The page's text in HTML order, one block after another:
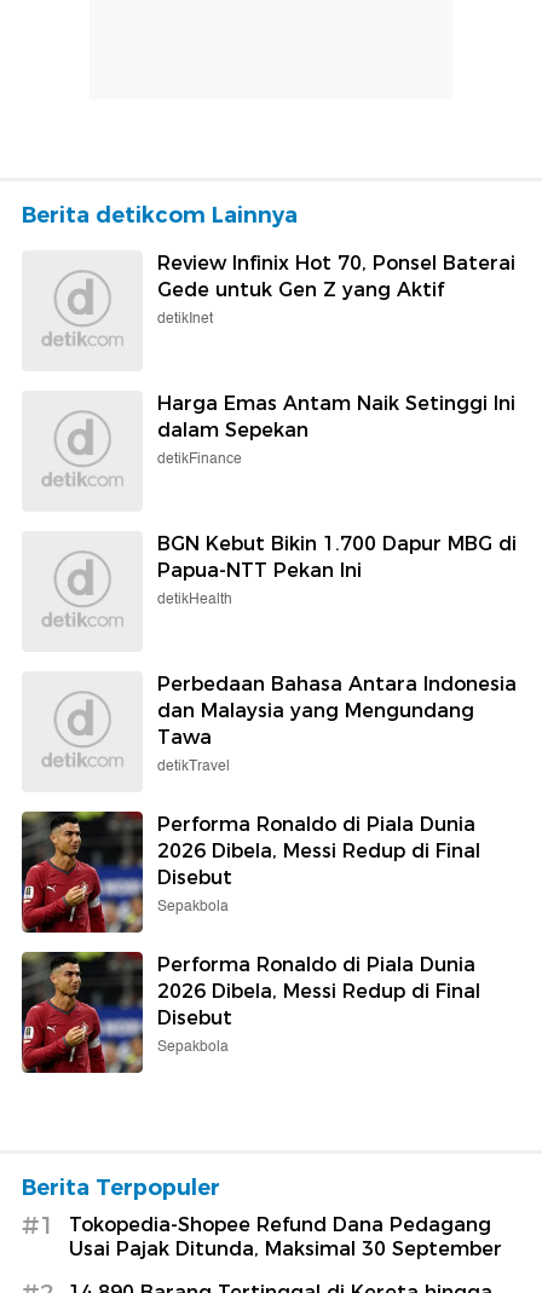
Berita detikcom Lainnya
Review Infinix Hot 70, Ponsel Baterai
Gede untuk Gen Z yang Aktif
detikInet
Harga Emas Antam Naik Setinggi Ini
dalam Sepekan
detikFinance
BGN Kebut Bikin 1.700 Dapur MBG di
Papua-NTT Pekan Ini
detikHealth
Perbedaan Bahasa Antara Indonesia
dan Malaysia yang Mengundang
Tawa
detikTravel
Performa Ronaldo di Piala Dunia
2026 Dibela, Messi Redup di Final
Disebut
Sepakbola
Performa Ronaldo di Piala Dunia
2026 Dibela, Messi Redup di Final
Disebut
Sepakbola
Berita Terpopuler
#1
Tokopedia-Shopee Refund Dana Pedagang
Usai Pajak Ditunda, Maksimal 30 September